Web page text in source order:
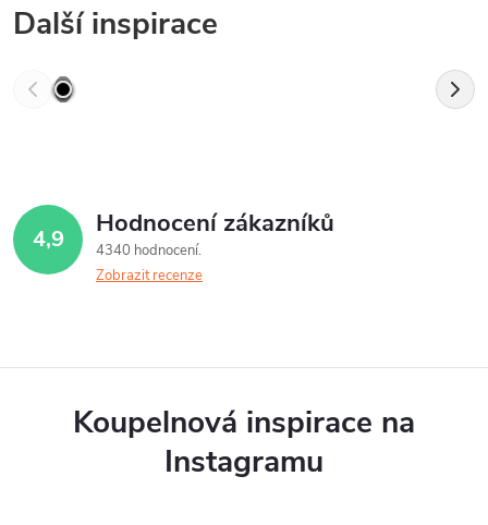
Další inspirace
4,9 Hodnocení zákazníků
4340 hodnocení
Zobrazit recenze
Koupelnová inspirace na
Instagramu